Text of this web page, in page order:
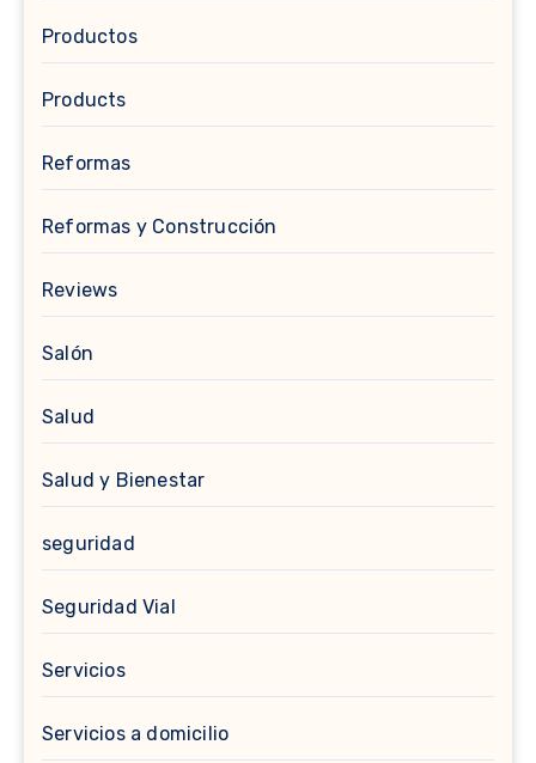
Productos
Products
Reformas
Reformas y Construcción
Reviews
Salón
Salud
Salud y Bienestar
seguridad
Seguridad Vial
Servicios
Servicios a domicilio